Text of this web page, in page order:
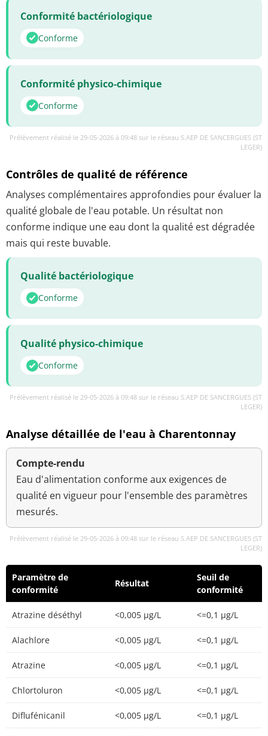
Conformité bactériologique
Conforme
Conformité physico-chimique
Conforme
Prélèvement réalisé le 29-05-2026 à 09:48 sur le réseau S.AEP DE SANCERGUES (ST
LEGER)
Contrôles de qualité de référence
Analyses complémentaires approfondies pour évaluer la
qualité globale de l'eau potable. Un résultat non
conforme indique une eau dont la qualité est dégradée
mais qui reste buvable.
Qualité bactériologique
Conforme
Qualité physico-chimique
Conforme
Prélèvement réalisé le 29-05-2026 à 09:48 sur le réseau S.AEP DE SANCERGUES (ST
LEGER)
Analyse détaillée de l'eau à Charentonnay
Compte-rendu
Eau d'alimentation conforme aux exigences de
qualité en vigueur pour l'ensemble des paramètres
mesurés.
Prélèvement réalisé le 29-05-2026 à 09:48 sur le réseau S.AEP DE SANCERGUES (ST
LEGER)
Paramètre de
conformité
Résultat
Seuil de
conformité
Atrazine déséthyl <0,005 µg/L <=0,1 µg/L
Alachlore <0,005 µg/L <=0,1 µg/L
Atrazine <0,005 µg/L <=0,1 µg/L
Chlortoluron <0,005 µg/L <=0,1 µg/L
Diflufénicanil <0,005 µg/L <=0,1 µg/L